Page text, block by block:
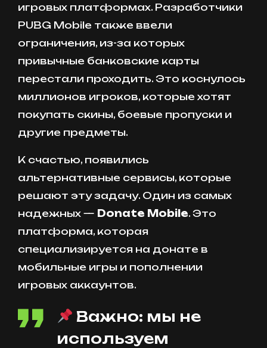
игровых платформах. Разработчики
PUBG Mobile также ввели
ограничения, из-за которых
привычные банковские карты
перестали проходить. Это коснулось
миллионов игроков, которые хотят
покупать скины, боевые пропуски и
другие предметы.
К счастью, появились
альтернативные сервисы, которые
решают эту задачу. Один из самых
надежных — Donate Mobile. Это
платформа, которая
специализируется на донате в
мобильные игры и пополнении
игровых аккаунтов.
Важно: мы не
используем